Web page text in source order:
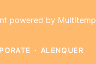
powered by
· ALENQUER